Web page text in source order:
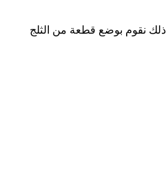
ذلك نقوم بوضع قطعة من الثلج